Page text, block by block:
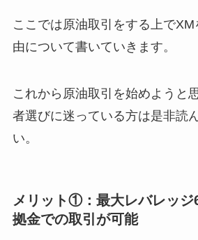
ここでは原油取引をする上で
由について書いていきます。
これから原油取引を始めようと
者選びに迷っている方は是非読
い。
メリット①：最大レバレッジ
拠金での取引が可能